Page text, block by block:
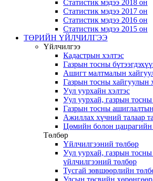
Статистик мэдээ 2018 он
Статистик мэдээ 2017 он
Статистик мэдээ 2016 он
Статистик мэдээ 2015 он
ТӨРИЙН ҮЙЛЧИЛГЭЭ
Үйлчилгээ
Кадастрын хэлтэс
Газрын тосны
Ашигт малтмалын
Газрын тосны хайгуулын
Уул уурхайн хэлтэс
Уул уурхай, газрын тосны
Газрын тосны
Ажиллах хүчний талаар
Цөмийн болон цацрагийн
Төлбөр
Үйлчилгээний төлбөр
Уул уурхай, газрын
үйлчилгээний төлбөр
Тусгай зөвшөөрлийн
Улсын төсвийн